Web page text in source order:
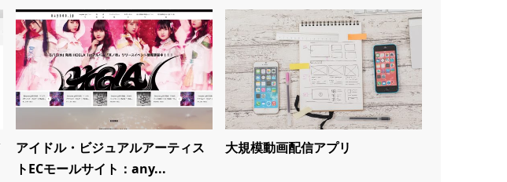
アイドル・ビジュアルアーティス
トECモールサイト：any...
大規模動画配信アプリ